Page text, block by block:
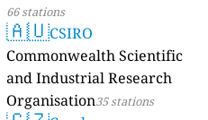
66 stations
🇦🇺CSIRO
Commonwealth Scientific
and Industrial Research
Organisation35 stations